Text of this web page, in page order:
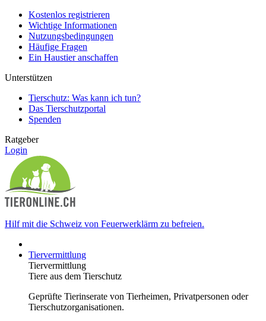
Kostenlos registrieren
Wichtige Informationen
Nutzungsbedingungen
Häufige Fragen
Ein Haustier anschaffen
Unterstützen
Tierschutz: Was kann ich tun?
Das Tierschutzportal
Spenden
Ratgeber
Login
Hilf mit die Schweiz von Feuerwerklärm zu befreien.
Tiervermittlung
Tiervermittlung
Tiere aus dem Tierschutz
Geprüfte Tierinserate von Tierheimen, Privatpersonen oder
Tierschutzorganisationen.